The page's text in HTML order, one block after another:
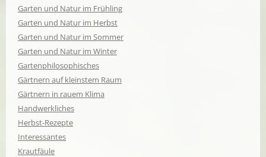
Garten und Natur im Frühling
Garten und Natur im Herbst
Garten und Natur im Sommer
Garten und Natur im Winter
Gartenphilosophisches
Gärtnern auf kleinstem Raum
Gärtnern in rauem Klima
Handwerkliches
Herbst-Rezepte
Interessantes
Krautfäule